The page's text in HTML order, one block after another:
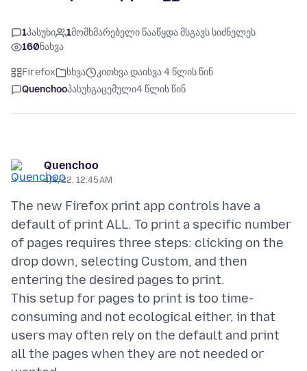
1პასუხი 1მომხმარებელი წააწყდა მსგავს სიძნელეს
160ნახვა
Firefox სხვა
კითხვა დაისვა 4 წლის წინ
Quenchooპასუხგაცემული4 წლის წინ
Quenchoo
4/4/22, 12:45 AM
The new Firefox print app controls have a
default of print ALL. To print a specific number
of pages requires three steps: clicking on the
drop down, selecting Custom, and then
entering the desired pages to print.
This setup for pages to print is too time-
consuming and not ecological either, in that
users may often rely on the default and print
all the pages when they are not needed or